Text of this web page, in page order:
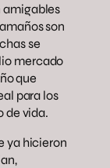
amigables
son
se
mercado
que
para los
de vida.
ya hicieron